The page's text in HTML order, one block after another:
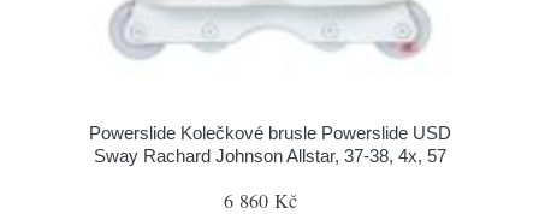
Powerslide Kolečkové brusle Powerslide USD
Sway Rachard Johnson Allstar, 37-38, 4x, 57
6 860 Kč